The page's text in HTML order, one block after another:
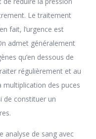
Le traitement
fait, l’urgence est
admet généralement
qu’en dessous de
régulièrement et au
des puces
de constituer un
analyse de sang avec